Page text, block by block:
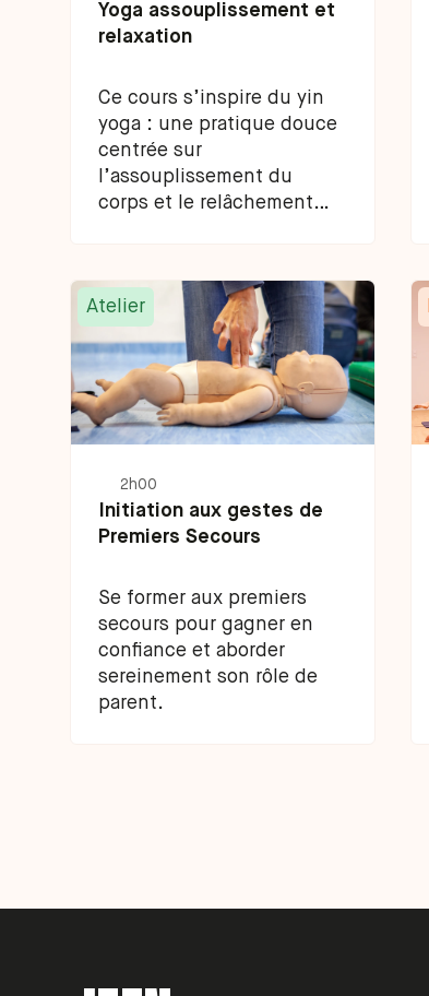
Yoga assouplissement et
relaxation
Ce cours s’inspire du yin
yoga : une pratique douce
centrée sur
l’assouplissement du
corps et le relâchement
Atelier
2h00
Initiation aux gestes de
Premiers Secours
Se former aux premiers
secours pour gagner en
confiance et aborder
sereinement son rôle de
parent.